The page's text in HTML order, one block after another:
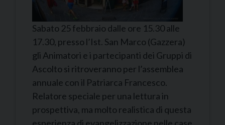
Sabato 25 febbraio dalle ore 15.30 alle
17.30, presso l’Ist. San Marco (Gazzera)
gli Animatori e i partecipanti dei Gruppi di
Ascolto si ritroveranno per l’assemblea
annuale con il Patriarca Francesco.
Relatore speciale per una lettura in
prospettiva, ma molto realistica di questa